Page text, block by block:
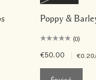
Poppy &
(0)
€50.00 €0.20